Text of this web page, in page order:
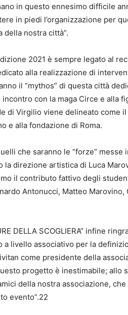
in questo ennesimo difficile
in piedi l’organizzazione per
nostra città”.
2021 è sempre legato al
alla realizzazione di
il “mythos” di questa città
con la maga Circe e alla
di Virgilio viene delineato come
e alla fondazione di Roma.
che saranno le “forze”
la direzione artistica di Luca
il contributo fattivo degli
Antonucci, Matteo Marovino,
DELLA SCOGLIERA” infine
livello associativo per la
come presidente della
progetto è inestimabile; allo
della nostra associazione,
evento”.22